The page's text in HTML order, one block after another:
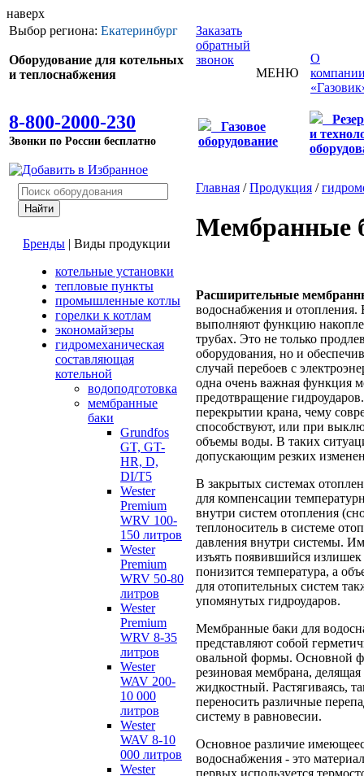
наверх
Выбор региона: Екатеринбург
Оборудование для котельных
и теплоснабжения
8-800-2000-230
Звонки по России бесплатно
Заказать
обратный
звонок
МЕНЮ
О
Газовое
оборудование
и
Бренды | Виды продукции
котельные установки
тепловые пункты
промышленные котлы
горелки к котлам
экономайзеры
гидромеханическая
составляющая
котельной
водоподготовка
мембранные
баки
Grundfos
GT, GT-
HR, D,
DI/T5
Wester
Premium
WRV 100-
150 литров
Wester
Premium
WRV 50-80
литров
Wester
Premium
WRV 8-35
литров
Wester
WAV 200-
10 000
литров
Wester
WAV 8-10
000 литров
Wester
Главная /Продукция /
Мембранные
Расширительные
водоснабжения и отопления.
выполняют функцию
трубах. Это не только
оборудования, но и
случай перебоев с
одна очень важная функция
предотвращение
перекрытии крана, чему
способствуют, или при
объемы воды. В таких
допускающим резких
В закрытых системах
для компенсации
внутри систем отопления
теплоноситель в системе
давления внутри системы.
изъять появившийся излишек
понизится температура, а
для отопительных систем
упомянутых гидроударов.
Мембранные баки для
представляют собой
овальной формы. Основной
резиновая мембрана,
жидкостный. Растягиваясь,
переносить различные
систему в равновесии.
Основное различие
водоснабжения - это
первых используется